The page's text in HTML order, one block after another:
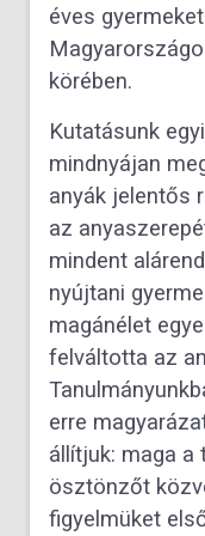
éves
körében.
Kutatásunk
mindnyájan
anyák jelentős
az
mindent
nyújtani
magánélet
felváltotta az
erre
állítjuk: maga a
ösztönzőt
figyelmüket